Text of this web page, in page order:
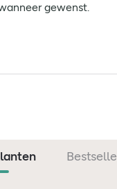
gewenst.